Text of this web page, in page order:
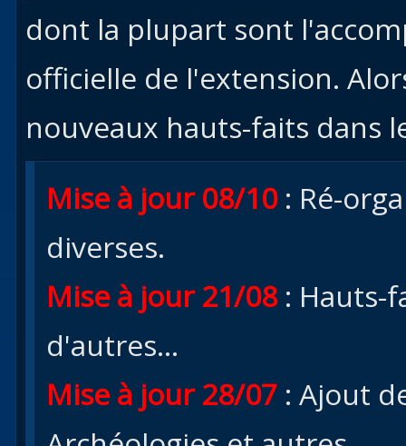
Uldum
Val
dont la plupart sont
officielle de l'extension.
nouveaux hauts-faits dans
Mise à jour 08/10: Ré-
diverses.
Mise à jour 21/08: Hauts-
d'autres...
Mise à jour 28/07 : Ajout